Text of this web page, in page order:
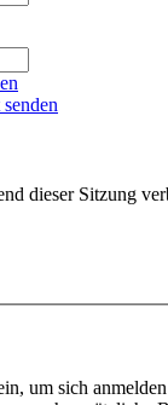
dieser Sitzung
um sich